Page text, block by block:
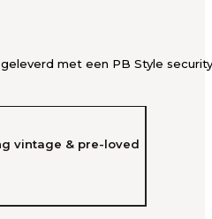
met een PB Style
vintage & pre-loved